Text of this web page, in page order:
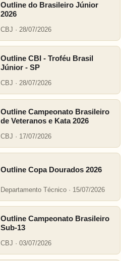
Outline do Brasileiro Júnior
2026
CBJ · 28/07/2026
Outline CBI - Troféu Brasil
Júnior - SP
CBJ · 28/07/2026
Outline Campeonato Brasileiro
de Veteranos e Kata 2026
CBJ · 17/07/2026
Outline Copa Dourados 2026
Departamento Técnico · 15/07/2026
Outline Campeonato Brasileiro
Sub-13
CBJ · 03/07/2026